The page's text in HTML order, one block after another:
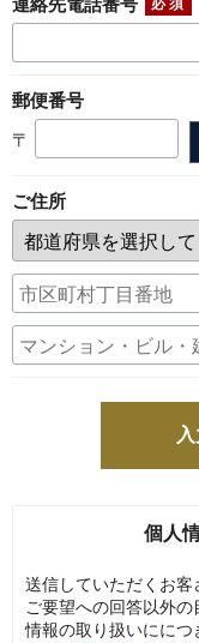
郵便番号
〒
ご住所
個人
送信していただくお客
ご要望への回答以外
情報の取り扱いににつ